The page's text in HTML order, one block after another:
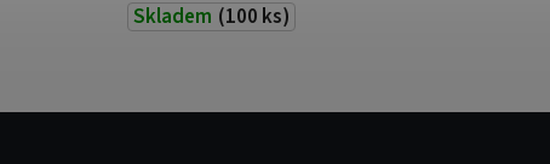
Skladem (100 ks)